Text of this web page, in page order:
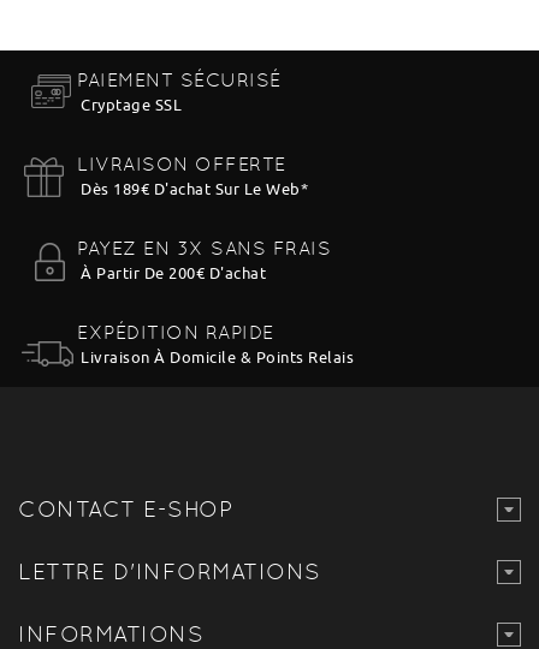
PAIEMENT SÉCURISÉ
Cryptage SSL
LIVRAISON OFFERTE
Dès 189€ D'achat Sur Le Web*
PAYEZ EN 3X SANS FRAIS
À Partir De 200€ D'achat
EXPÉDITION RAPIDE
Livraison À Domicile & Points Relais
CONTACT E-SHOP
LETTRE D'INFORMATIONS
INFORMATIONS